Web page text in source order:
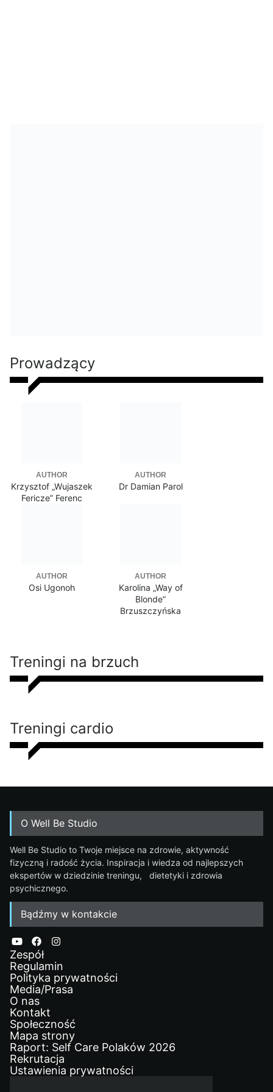
Prowadzący
Krzysztof „Wujaszek
Fericze” Ferenc
AUTHOR
Dr Damian Parol
AUTHOR
Osi Ugonoh
AUTHOR
Karolina „Way of
Blonde”
Brzuszczyńska
AUTHOR
Treningi na brzuch
Treningi cardio
O Well Be Studio
Well Be Studio to Twoje miejsce na zdrowie, aktywność
fizyczną i radość życia. Inspiracja i wiedza od najlepszych
ekspertów w dziedzinie treningu, dietetyki i zdrowia
psychicznego.
Bądźmy w kontakcie
Zespół
Regulamin
Polityka prywatności
Media/Prasa
O nas
Kontakt
Społeczność
Mapa strony
Raport: Self Care Polaków 2026
Rekrutacja
Ustawienia prywatności